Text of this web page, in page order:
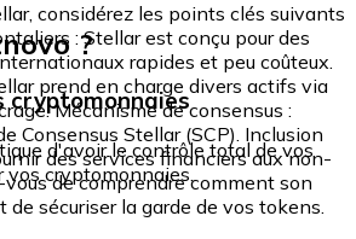
considérez les points clés suivants
: Stellar est conçu pour des
rapides et peu coûteux.
prend en charge divers actifs via
Mécanisme de consensus :
Consensus Stellar (SCP). Inclusion
des services financiers aux non-
de comprendre comment son
sécuriser la garde de vos tokens.
?
cryptomonnaies
d'avoir le contrôle total de vos
vos cryptomonnaies.